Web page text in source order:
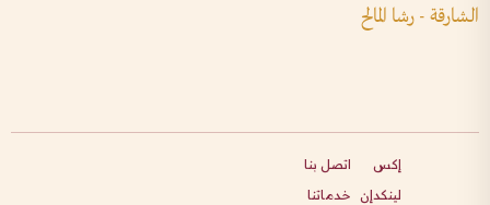
الشارقة - رشا المالح
إكس
لينكدإن
اتصل بنا
خدماتنا